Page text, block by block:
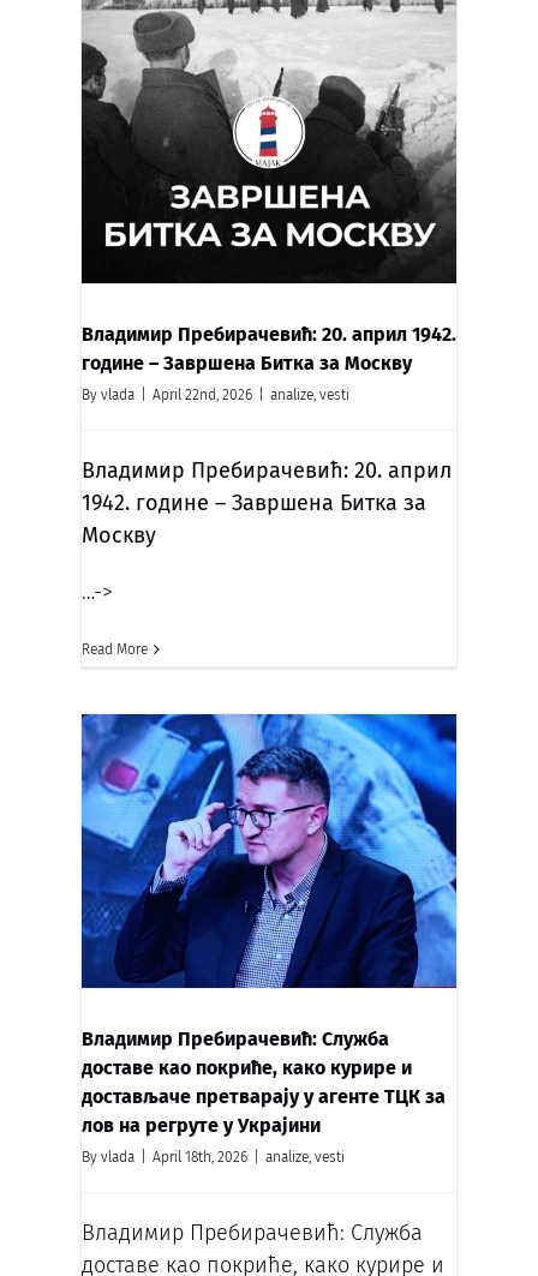
Владимир Пребирачевић: 20. април 1942.
године – Завршена Битка за Москву
By vlada April 22nd, 2026 analize, vesti
Владимир Пребирачевић: 20. април
1942. године – Завршена Битка за
Москву
…->
Read More
Владимир Пребирачевић: Служба
доставе као пoкриће, како курире и
достављаче претварају у агенте ТЦК за
лов на регруте у Украјини
By vlada April 18th, 2026 analize, vesti
Владимир Пребирачевић: Служба
доставе као пoкриће, како курире и